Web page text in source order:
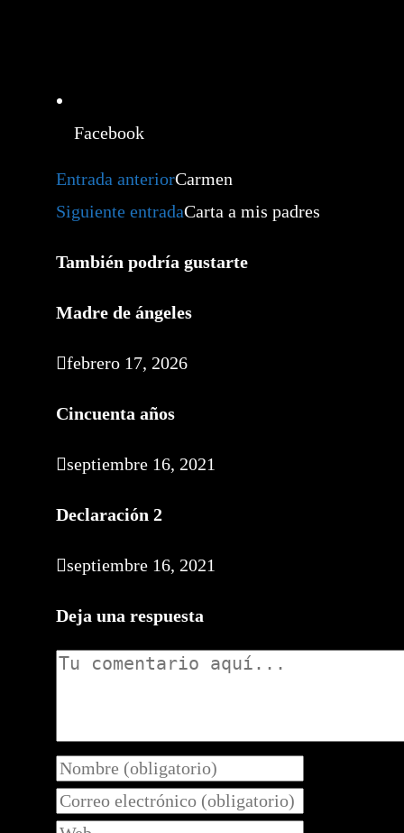
Facebook
Leer
más
artículos
Entrada anteriorCarmen
Siguiente entradaCarta a mis padres
También podría gustarte
Madre de ángeles
febrero 17, 2026
Cincuenta años
septiembre 16, 2021
Declaración 2
septiembre 16, 2021
Deja una respuesta
Comentario
Introduce
tu
nombre
o
Introduce
tu
Introduce